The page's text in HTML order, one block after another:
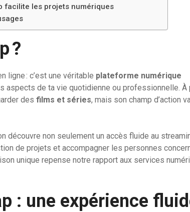
facilite les projets numériques
?
ligne : c’est une véritable plateforme numérique
aspects de ta vie quotidienne ou professionnelle. À
des films et séries, mais son champ d’action
découvre non seulement un accès fluide au
de projets et accompagner les personnes
unique repense notre rapport aux services
: une expérience